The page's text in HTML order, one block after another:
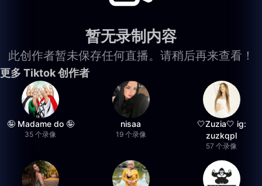
暂无录制内容
此创作者暂未保存任何直播。请稍后再来查看！
更多 Tiktok 创作者
🤪 Madame do 🤪
35 个录像
nisaa
19 个录像
🤍Zuzia🤍 ig:
zuzkqpl
57 个录像